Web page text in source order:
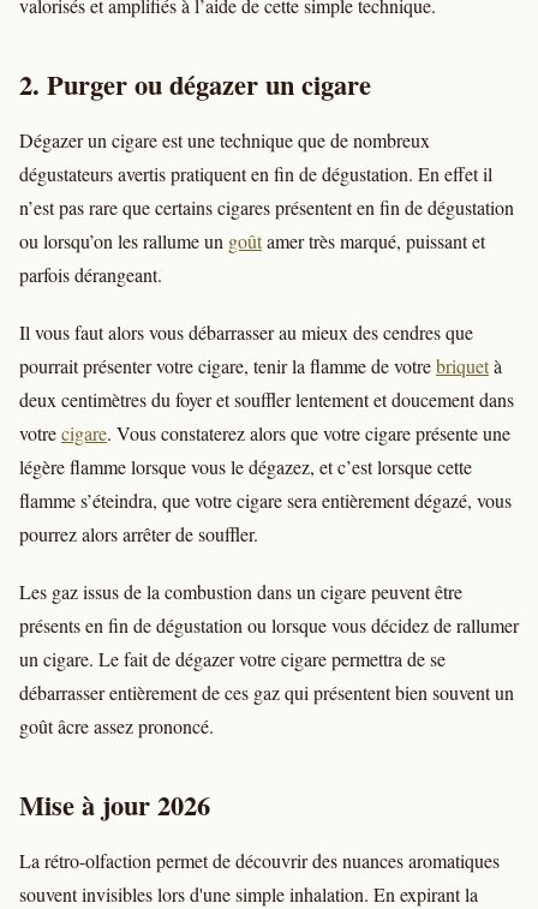
valorisés et amplifiés à l’aide de cette simple technique.
2. Purger ou dégazer un cigare
Dégazer un cigare est une technique que de nombreux
dégustateurs avertis pratiquent en fin de dégustation. En effet il
n’est pas rare que certains cigares présentent en fin de dégustation
ou lorsqu’on les rallume un goûtamer très marqué, puissant et
parfois dérangeant.
Il vous faut alors vous débarrasser au mieux des cendres que
pourrait présenter votre cigare, tenir la flamme de votrebriquetà
deux centimètres du foyer et souffler lentement et doucement dans
votrecigare. Vous constaterez alors que votre cigare présente une
légère flamme lorsque vous le dégazez, et c’est lorsque cette
flamme s’éteindra, que votre cigare sera entièrement dégazé, vous
pourrez alors arrêter de souffler.
Les gaz issus de la combustion dans un cigare peuvent être
présents en fin de dégustation ou lorsque vous décidez de rallumer
un cigare. Le fait de dégazer votre cigare permettra de se
débarrasser entièrement de ces gaz qui présentent bien souvent un
goût âcre assez prononcé.
Mise à jour 2026
La rétro-olfaction permet de découvrir des nuances aromatiques
souvent invisibles lors d'une simple inhalation. En expirant la